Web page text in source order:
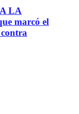
LA
marcó el